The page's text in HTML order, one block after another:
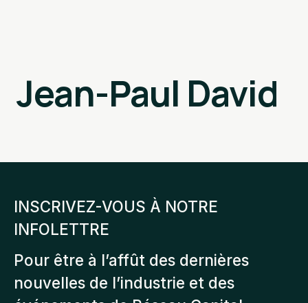
Jean-Paul David
INSCRIVEZ-VOUS À NOTRE
INFOLETTRE
Pour être à l’affût des dernières
nouvelles de l’industrie et des